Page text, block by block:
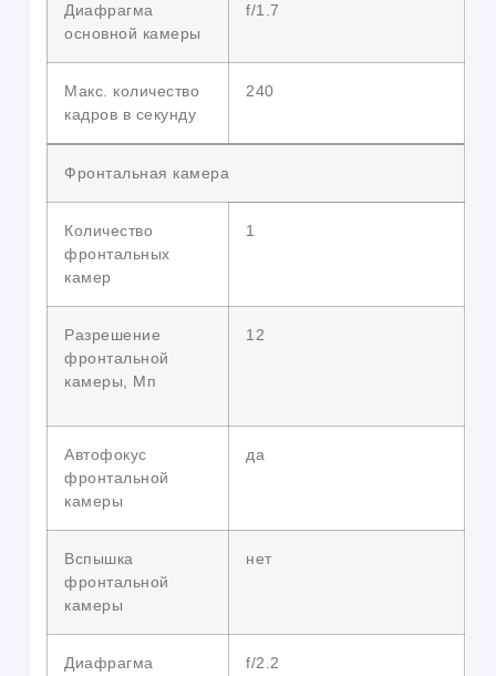
Диафрагма
основной камеры
f/1.7
Макс. количество
кадров в секунду
240
Фронтальная камера
Количество
фронтальных
камер
1
Разрешение
фронтальной
камеры, Мп
12
Автофокус
фронтальной
камеры
да
Вспышка
фронтальной
камеры
нет
Диафрагма
f/2.2